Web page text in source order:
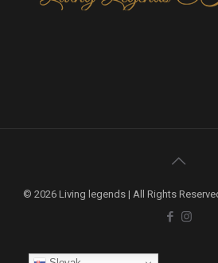
© 2026 Living legends | All Rights